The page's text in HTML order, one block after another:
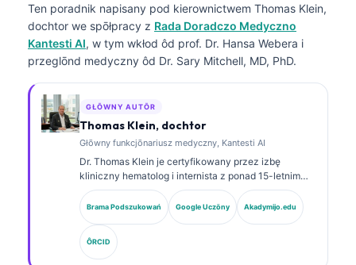
Ten poradnik napisany pod kierownictwem Thomas Klein,
dochtor we spōłpracy z Rada Doradczo Medyczno
Kantesti AI, w tym wkłod ôd prof. Dr. Hansa Webera i
przeglōnd medyczny ôd Dr. Sary Mitchell, MD, PhD.
GŁŌWNY AUTŌR
Thomas Klein, dochtor
Głōwny funkcjōnariusz medyczny, Kantesti AI
Dr. Thomas Klein je certyfikowany przez izbę
kliniczny hematolog i internista z ponad 15-letnim
doświadczeniem w medycynie laboratoryjnej i
analizie klinicznej wspieranej sztuczną inteligencją.
Jako Chief Medical Officer w Kantesti AI sprawuje
kliniczny nadzór nad medycznom poprawnościom
wytwornego sieci neuronowej. Dr. Klein publikował
obszernie na temat interpretacyje biomarkerów i
Brama Podszukowań Google Uczōny Akadymijo.edu
ÔRCID